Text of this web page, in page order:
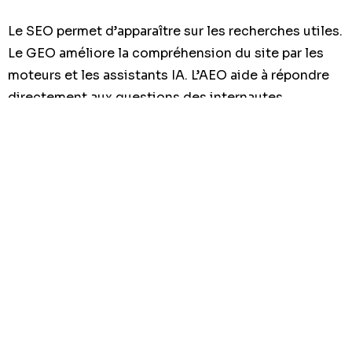
Le SEO permet d’apparaître sur les recherches utiles.
Le GEO améliore la compréhension du site par les
moteurs et les assistants IA. L’AEO aide à répondre
directement aux questions des internautes.